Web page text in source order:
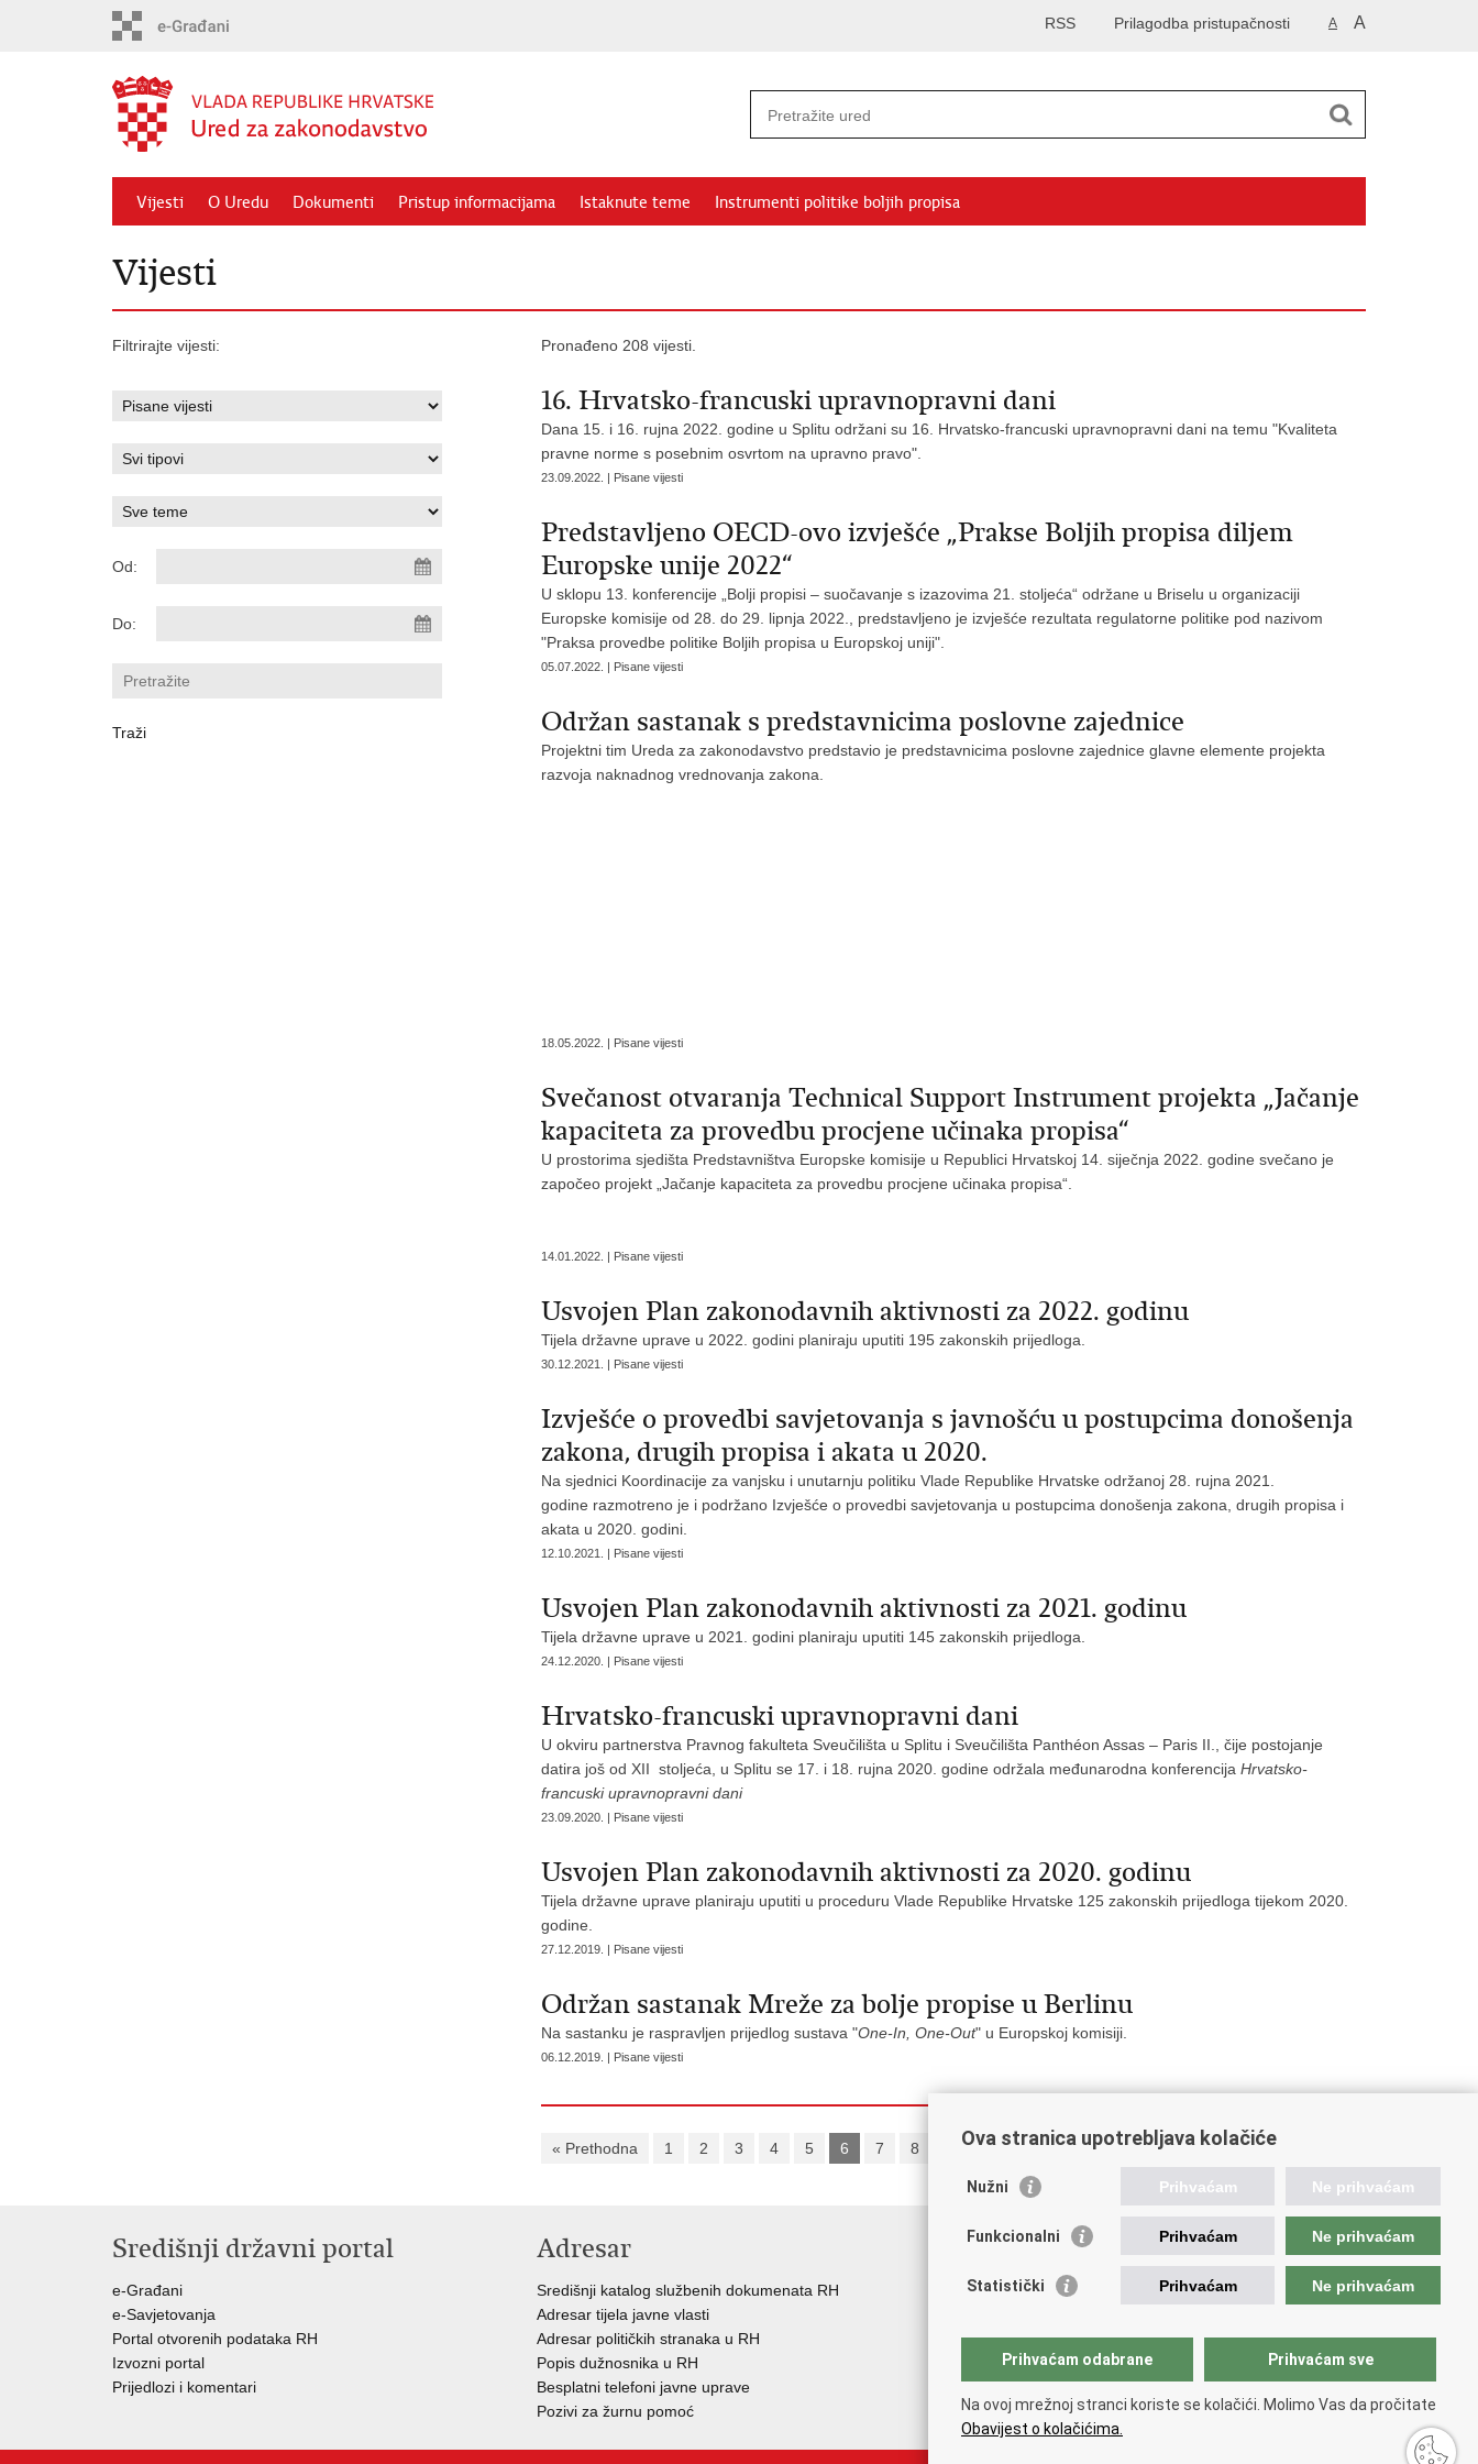
A A
Prilagodba pristupačnosti
RSS
Vijesti O Uredu Dokumenti Pristup informacijama Istaknute teme Instrumenti politike boljih propisa
Vijesti
Filtrirajte vijesti:
Od:
Do:
Pronađeno 208 vijesti.
16. Hrvatsko-francuski upravnopravni dani
Dana 15. i 16. rujna 2022. godine u Splitu održani su 16. Hrvatsko-francuski upravnopravni dani na temu "Kvaliteta
pravne norme s posebnim osvrtom na upravno pravo".
23.09.2022. | Pisane vijesti
Predstavljeno OECD-ovo izvješće „Prakse Boljih propisa diljem
Europske unije 2022“
U sklopu 13. konferencije „Bolji propisi – suočavanje s izazovima 21. stoljeća“ održane u Briselu u organizaciji
Europske komisije od 28. do 29. lipnja 2022., predstavljeno je izvješće rezultata regulatorne politike pod nazivom
"Praksa provedbe politike Boljih propisa u Europskoj uniji".
05.07.2022. | Pisane vijesti
Održan sastanak s predstavnicima poslovne zajednice
Projektni tim Ureda za zakonodavstvo predstavio je predstavnicima poslovne zajednice glavne elemente projekta
razvoja naknadnog vrednovanja zakona.
18.05.2022. | Pisane vijesti
Svečanost otvaranja Technical Support Instrument projekta „Jačanje
kapaciteta za provedbu procjene učinaka propisa“
U prostorima sjedišta Predstavništva Europske komisije u Republici Hrvatskoj 14. siječnja 2022. godine svečano je
započeo projekt „Jačanje kapaciteta za provedbu procjene učinaka propisa“.
14.01.2022. | Pisane vijesti
Usvojen Plan zakonodavnih aktivnosti za 2022. godinu
Tijela državne uprave u 2022. godini planiraju uputiti 195 zakonskih prijedloga.
30.12.2021. | Pisane vijesti
Izvješće o provedbi savjetovanja s javnošću u postupcima donošenja
zakona, drugih propisa i akata u 2020.
Na sjednici Koordinacije za vanjsku i unutarnju politiku Vlade Republike Hrvatske održanoj 28. rujna 2021.
godine razmotreno je i podržano Izvješće o provedbi savjetovanja u postupcima donošenja zakona, drugih propisa i
akata u 2020. godini.
12.10.2021. | Pisane vijesti
Usvojen Plan zakonodavnih aktivnosti za 2021. godinu
Tijela državne uprave u 2021. godini planiraju uputiti 145 zakonskih prijedloga.
24.12.2020. | Pisane vijesti
Hrvatsko-francuski upravnopravni dani
U okviru partnerstva Pravnog fakulteta Sveučilišta u Splitu i Sveučilišta Panthéon Assas – Paris II., čije postojanje
datira još od XII stoljeća, u Splitu se 17. i 18. rujna 2020. godine održala međunarodna konferencija Hrvatsko-
francuski upravnopravni dani
23.09.2020. | Pisane vijesti
Usvojen Plan zakonodavnih aktivnosti za 2020. godinu
Tijela državne uprave planiraju uputiti u proceduru Vlade Republike Hrvatske 125 zakonskih prijedloga tijekom 2020.
godine.
27.12.2019. | Pisane vijesti
Održan sastanak Mreže za bolje propise u Berlinu
Na sastanku je raspravljen prijedlog sustava "One-In, One-Out" u Europskoj komisiji.
06.12.2019. | Pisane vijesti
« Prethodna 1 2 3 4 5 6 7 8 10 Sljedeća » »»
Središnji državni portal
e-Građani
e-Savjetovanja
Portal otvorenih podataka RH
Izvozni portal
Prijedlozi i komentari
Adresar
Središnji katalog službenih dokumenata RH
Adresar tijela javne vlasti
Adresar političkih stranaka u RH
Popis dužnosnika u RH
Besplatni telefoni javne uprave
Pozivi za žurnu pomoć
Korisne poveznice
Vlada Republike Hrvatske
Ustavni sud Republike Hrvatske
Narodne novine
SIGMA
Europska komisija
Ova stranica upotrebljava kolačiće
Nužni Prihvaćam Ne prihvaćam
Funkcionalni Prihvaćam Ne prihvaćam
Statistički Prihvaćam Ne prihvaćam
Prihvaćam odabrane Prihvaćam sve
Na ovoj mrežnoj stranci koriste se kolačići. Molimo Vas da pročitate
Obavijest o kolačićima.